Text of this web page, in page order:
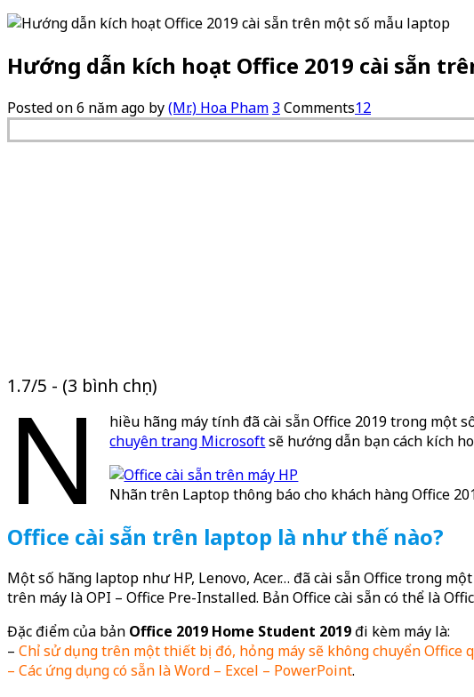
Hướng dẫn kích hoạt Office 2019 cài sẵn
Posted on6 năm ago by(Mr.) Hoa Pham 3Comments12
1.7/5 - (3 bình chọn)
N hiều hãng máy tính đã cài sẵn Office 2019 trong một
chuyên trang Microsoftsẽ hướng dẫn bạn cách kích
Nhãn trên Laptop thông báo cho khách hàng Office
Office cài sẵn trên laptop là như thế nào?
Một số hãng laptop như HP, Lenovo, Acer… đã cài sẵn Office trong
trên máy là OPI – Office Pre-Installed. Bản Office cài sẵn có thể là
Đặc điểm của bản Office 2019 Home Student 2019đi kèm máy là:
– Chỉ sử dụng trên một thiết bị đó, hỏng máy sẽ không chuyển Office
– Các ứng dụng có sẵn là Word – Excel – PowerPoint.